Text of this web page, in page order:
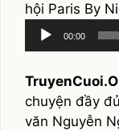
hội Paris By
Audio
Player
00:00
chuyện đầy
văn Nguyễn